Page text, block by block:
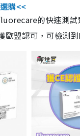
購<<
的快速測
歐盟認可，可檢測